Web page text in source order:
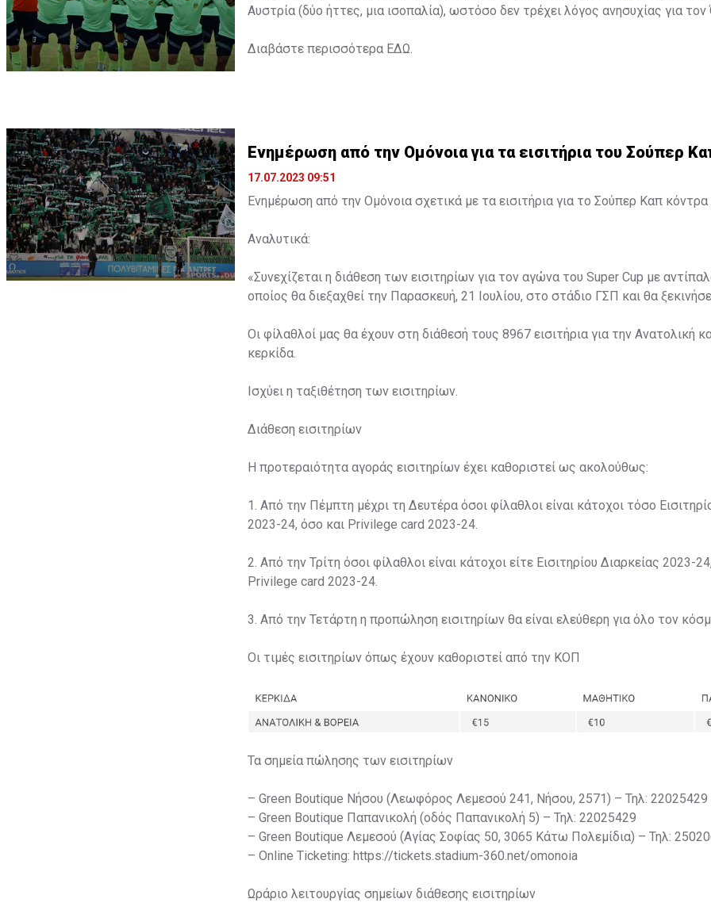
Αυστρία (δύο ήττες, μια ισοπαλία), ωστόσο δεν τρέχει λόγος ανησυχίας για τον
Διαβάστε περισσότερα ΕΔΩ
Ενημέρωση από την Ομόνοια για τα εισιτήρια του Σούπερ
17.07.2023 09:51
Ενημέρωση από την Ομόνοια σχετικά με τα εισιτήρια για το Σούπερ Καπ κόντρα
Αναλυτικά:
«Συνεχίζεται η διάθεση των εισιτηρίων για τον αγώνα του Super Cup με
οποίος θα διεξαχθεί την Παρασκευή, 21 Ιουλίου, στο στάδιο ΓΣΠ και θα
Οι φίλαθλοί μας θα έχουν στη διάθεσή τους 8967 εισιτήρια για την Ανατολική
κερκίδα.
Ισχύει η ταξιθέτηση των εισιτηρίων.
Διάθεση εισιτηρίων
Η προτεραιότητα αγοράς εισιτηρίων έχει καθοριστεί ως ακολούθως:
1. Από την Πέμπτη μέχρι τη Δευτέρα όσοι φίλαθλοι είναι κάτοχοι τόσο
2023-24, όσο και Privilege card 2023-24.
2. Από την Τρίτη όσοι φίλαθλοι είναι κάτοχοι είτε Εισιτηρίου Διαρκείας 2023-
Privilege card 2023-24.
3. Από την Τετάρτη η προπώληση εισιτηρίων θα είναι ελεύθερη για όλο τον
Οι τιμές εισιτηρίων όπως έχουν καθοριστεί από την ΚΟΠ
Τα σημεία πώλησης των εισιτηρίων
– Green Boutique Νήσου (Λεωφόρος Λεμεσού 241, Νήσου, 2571) – Τηλ: 22025429
– Green Boutique Παπανικολή (οδός Παπανικολή 5) – Τηλ: 22025429
– Green Boutique Λεμεσού (Αγίας Σοφίας 50, 3065 Κάτω Πολεμίδια) – Τηλ:
– Online Ticketing: https://tickets.stadium-360.net/omonoia
Ωράριο λειτουργίας σημείων διάθεσης εισιτηρίων